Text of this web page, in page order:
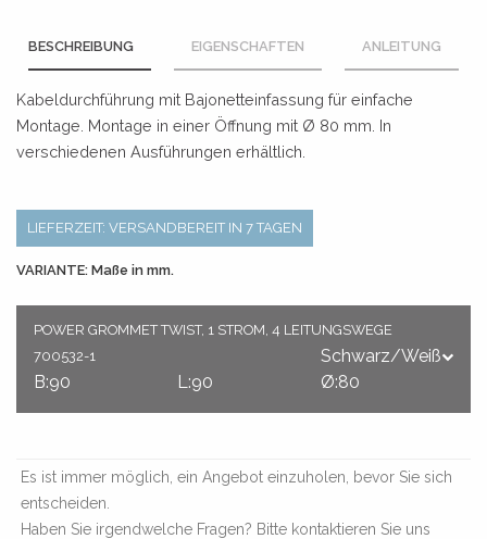
BESCHREIBUNG EIGENSCHAFTEN ANLEITUNG
Kabeldurchführung mit Bajonetteinfassung für einfache
Montage. Montage in einer Öffnung mit Ø 80 mm. In
verschiedenen Ausführungen erhältlich.
LIEFERZEIT: VERSANDBEREIT IN 7 TAGEN
VARIANTE: Maße in mm.
POWER GROMMET TWIST, 1 STROM, 4 LEITUNGSWEGE
700532-1
Schwarz/Weiß
B:90
L:90 Ø:80
Es ist immer möglich, ein Angebot einzuholen, bevor Sie sich
entscheiden.
Haben Sie irgendwelche Fragen? Bitte kontaktieren Sie uns